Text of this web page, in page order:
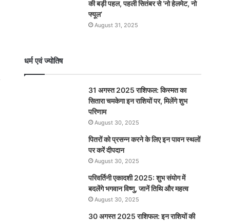
की बड़ी पहल, पहली सितंबर से ‘नो हेलमेट, नो
फ्यूल’
August 31, 2025
धर्म एवं ज्योतिष
31 अगस्त 2025 राशिफल: किस्मत का
सितारा चमकेगा इन राशियों पर, मिलेंगे शुभ
परिणाम
August 30, 2025
पितरों को प्रसन्न करने के लिए इन पावन स्थलों
पर करें दीपदान
August 30, 2025
परिवर्तिनी एकादशी 2025: शुभ संयोग में
बदलेंगे भगवान विष्णु, जानें तिथि और महत्व
August 30, 2025
30 अगस्त 2025 राशिफल: इन राशियों की